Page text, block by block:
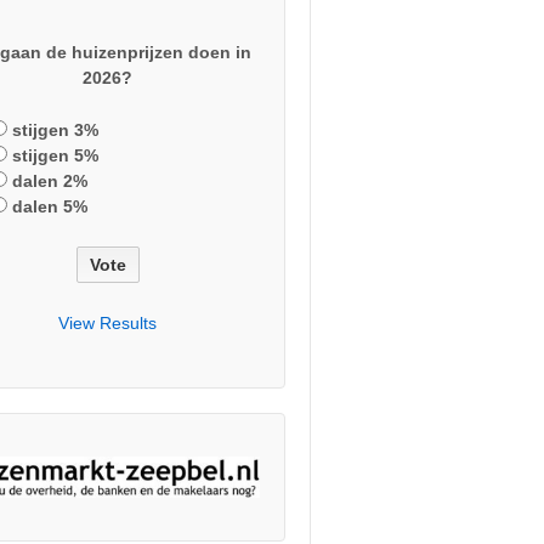
de huizenprijzen doen in
2026?
stijgen 3%
stijgen 5%
dalen 2%
dalen 5%
View Results